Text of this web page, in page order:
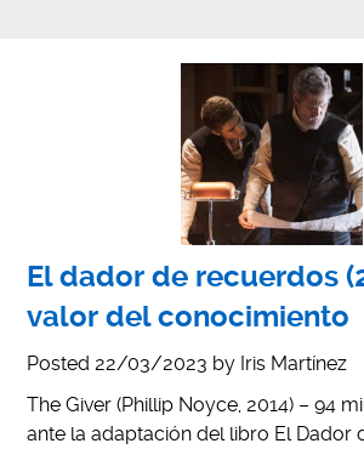
El dador de recuerdos
valor del conocimiento
Posted 22/03/2023 by Iris Martínez
The Giver (Phillip Noyce, 2014) – 94
ante la adaptación del libro El Dador